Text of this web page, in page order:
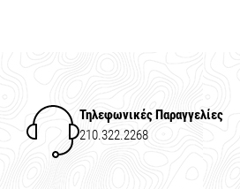
Τηλεφωνικές Παραγγελίες
210.322.2268